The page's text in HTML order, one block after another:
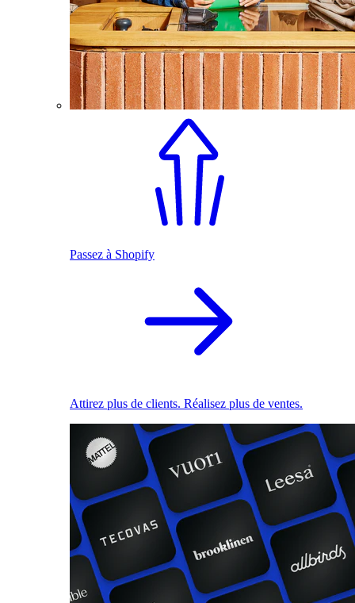
Passez à Shopify
Attirez plus de clients. Réalisez plus de ventes.